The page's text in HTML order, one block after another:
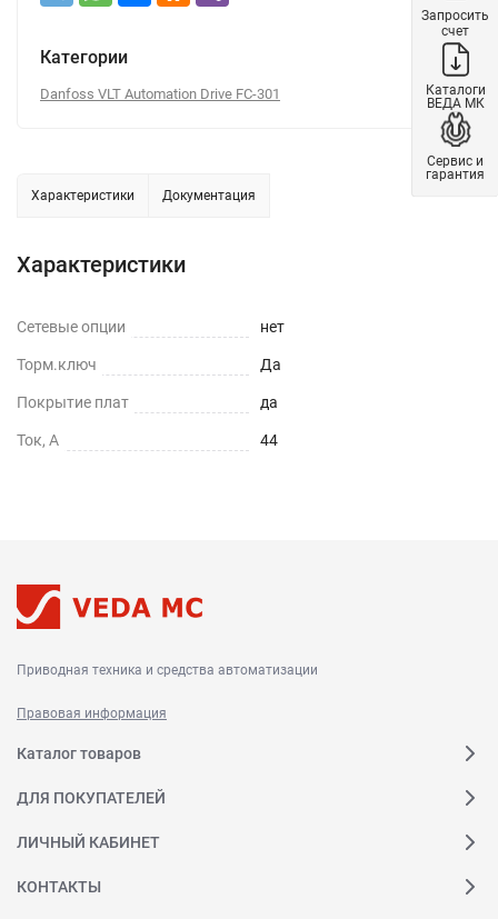
Категории
Danfoss VLT Automation Drive FC-301
Характеристики Документация
Характеристики
Сетевые опции нет
Торм.ключ Да
Покрытие плат да
Ток, А 44
Приводная техника и средства автоматизации
Правовая информация
Каталог товаров
ДЛЯ ПОКУПАТЕЛЕЙ
ЛИЧНЫЙ КАБИНЕТ
КОНТАКТЫ
Запросить
счет
Каталоги
ВЕДА МК
Сервис и
гарантия